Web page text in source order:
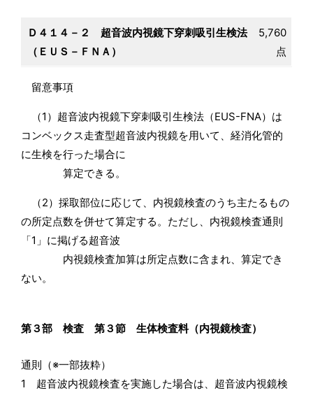
Ｄ４１４－２ 超音波内視鏡下穿刺吸引生検法
（ＥＵＳ－ＦＮＡ）
5,760
点
留意事項
（1）超音波内視鏡下穿刺吸引生検法（EUS-FNA）は
コンベックス走査型超音波内視鏡を用いて、経消化管的
に生検を行った場合に
算定できる。
（2）採取部位に応じて、内視鏡検査のうち主たるもの
の所定点数を併せて算定する。ただし、内視鏡検査通則
「1」に掲げる超音波
内視鏡検査加算は所定点数に含まれ、算定でき
ない。
第３部 検査 第３節 生体検査料（内視鏡検査）
通則（※一部抜粋）
1 超音波内視鏡検査を実施した場合は、超音波内視鏡検